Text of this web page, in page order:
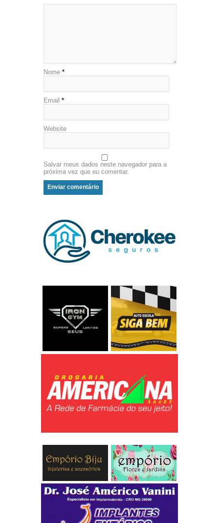
Nome *
Email *
Website
Salvar meus dados neste navegador para a
próxima vez que eu comentar.